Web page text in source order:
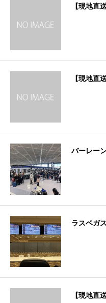
【現地直
【現地直
バーレー
ラスベガ
【現地直